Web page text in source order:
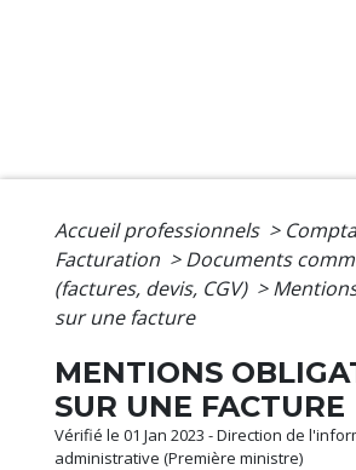
Accueil professionnels >
Facturation > Documents
(factures, devis, CGV) >
sur une facture
MENTIONS
SUR UNE FACTURE
Vérifié le 01 Jan 2023 - Direction de
administrative (Première ministre)